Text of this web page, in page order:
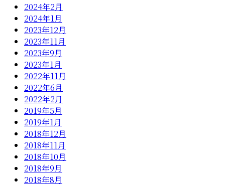
2024年2月
2024年1月
2023年12月
2023年11月
2023年9月
2023年1月
2022年11月
2022年6月
2022年2月
2019年5月
2019年1月
2018年12月
2018年11月
2018年10月
2018年9月
2018年8月